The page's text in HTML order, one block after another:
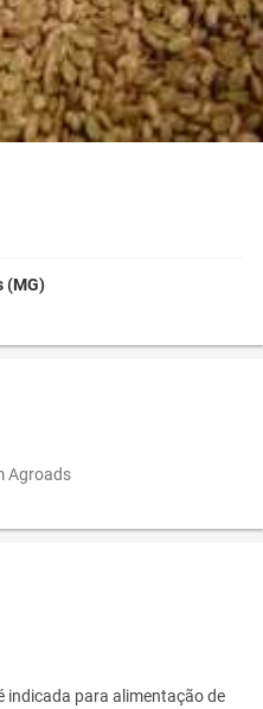
(MG)
Agroads
indicada para alimentação de